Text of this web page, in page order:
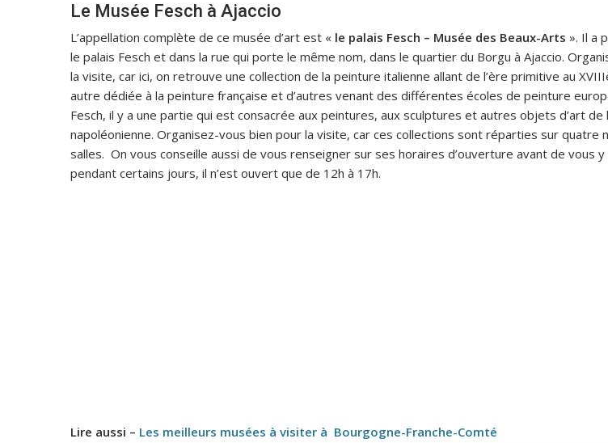
Le Musée Fesch à Ajaccio
L’appellation complète de ce musée d’art est « le palais Fesch – Musée des Beaux-Arts ». Il a
le palais Fesch et dans la rue qui porte le même nom, dans le quartier du Borgu à Ajaccio.
la visite, car ici, on retrouve une collection de la peinture italienne allant de l’ère primitive au
autre dédiée à la peinture française et d’autres venant des différentes écoles de peinture
Fesch, il y a une partie qui est consacrée aux peintures, aux sculptures et autres objets d’art de
napoléonienne. Organisez-vous bien pour la visite, car ces collections sont réparties sur quatre
salles. On vous conseille aussi de vous renseigner sur ses horaires d’ouverture avant de vous
pendant certains jours, il n’est ouvert que de 12h à 17h.
Lire aussi – Les meilleurs musées à visiter à Bourgogne-Franche-Comté